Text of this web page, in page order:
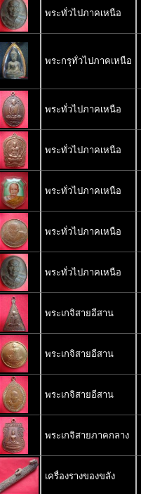
พระทั่วไปภาคเหนือ
พระกรุทั่วไปภาคเหนือ
พระทั่วไปภาคเหนือ
พระทั่วไปภาคเหนือ
พระทั่วไปภาคเหนือ
พระทั่วไปภาคเหนือ
พระทั่วไปภาคเหนือ
พระเกจิสายอีสาน
พระเกจิสายอีสาน
พระเกจิสายอีสาน
พระเกจิสายภาคกลาง
เครื่องรางของขลัง